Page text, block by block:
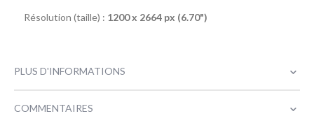
Résolution (taille) : 1200 x 2664 px (6.70")
PLUS D'INFORMATIONS
COMMENTAIRES